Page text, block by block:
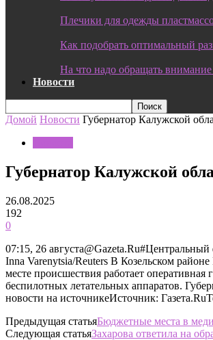
Плечики для одежды
Как подобрать оптимальный
На что надо обращать
Новости
Домой Новости Губернатор Калужской
Губернатор Калужской
26.08.2025
192
0
07:15, 26
Inna Varenytsia/Reuters В Козельском
месте происшествия работает
беспилотных летательных аппаратов.
новости на источникеИсточник:
Предыдущая статьяБюджетные места в
Следующая статьяЗахарова ответила на